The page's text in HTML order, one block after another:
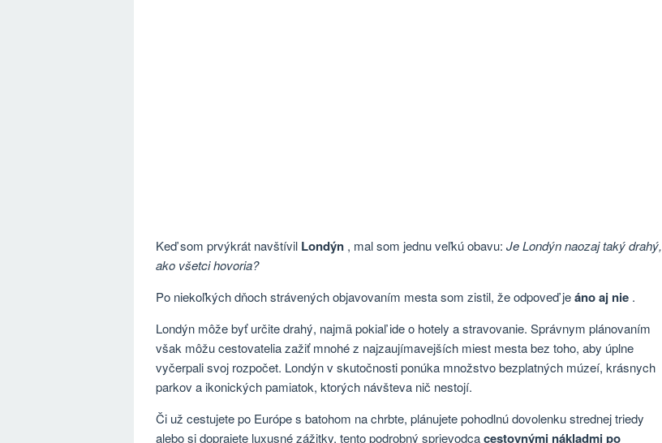
Keď som prvýkrát navštívil Londýn , mal som jednu veľkú obavu: Je Londýn naozaj taký drahý,
ako všetci hovoria?
Po niekoľkých dňoch strávených objavovaním mesta som zistil, že odpoveď jeáno aj nie .
Londýn môže byť určite drahý, najmä pokiaľ ide o hotely a stravovanie. Správnym plánovaním
však môžu cestovatelia zažiť mnohé z najzaujímavejších miest mesta bez toho, aby úplne
vyčerpali svoj rozpočet. Londýn v skutočnosti ponúka množstvo bezplatných múzeí, krásnych
parkov a ikonických pamiatok, ktorých návšteva nič nestojí.
Či už cestujete po Európe s batohom na chrbte, plánujete pohodlnú dovolenku strednej triedy
alebo si doprajete luxusné zážitky, tento podrobný sprievodcacestovnými nákladmi po